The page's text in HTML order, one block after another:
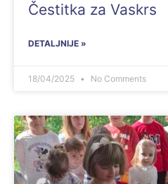
Čestitka za Vaskrs
DETALJNIJE »
18/04/2025 No Comments